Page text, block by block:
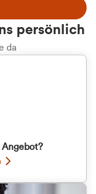
persönlich
da